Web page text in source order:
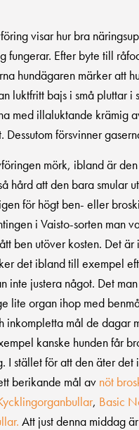
visar hur bra
fungerar. Efter byte till
hundägaren märker att
luktfritt bajs i små pluttar i
med illaluktande krämig
Dessutom försvinner
mörk, ibland är
hård att den bara smular
för högt ben- eller
i Vaisto-sorten man
ben utöver kosten. Det är
det ibland till exempel
inte justera något. Det
lite organ ihop med
inkompletta mål de dagar
kanske hunden får
I stället för att den äter det
berikande mål av nöt
, Basic
Att just denna middag